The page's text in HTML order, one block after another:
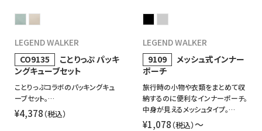
LEGEND WALKER
CO9135
ことりっぷ パッキ
ングキューブセット
ことりっぷコラボのパッキングキュ
ーブセット。…
¥4,378 （税込）
LEGEND WALKER
9109
メッシュ式インナー
ポーチ
旅行時の小物や衣類をまとめて収
納するのに便利なインナーポーチ。
中身が見えるメッシュタイプ。…
¥1,078 （税込）〜